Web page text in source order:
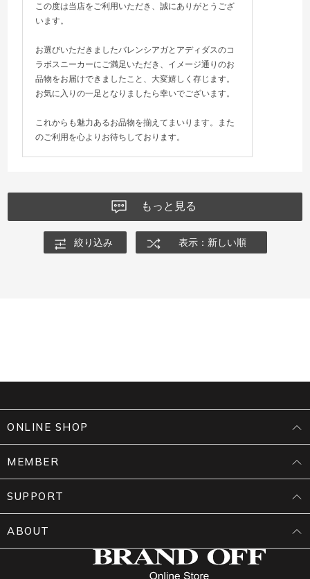
この度は当店をご利用いただき、誠にありがとうござ
います。
お選びいただきましたバレンシアガとアディダスのコ
ラボスニーカーにご満足いただき、イメージ通りのお
品物をお届けできましたこと、大変嬉しく存じます。
お気に入りの一足となりましたら幸いでございます。
これからも魅力あるお品物を揃えてまいります。また
のご利用を心よりお待ちしております。
もっと見る
絞り込み 表示：新しい順
ONLINE SHOP
MEMBER
SUPPORT
ABOUT